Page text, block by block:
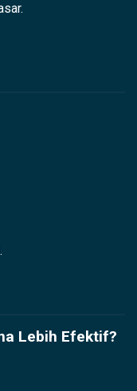
Lebih Efektif?